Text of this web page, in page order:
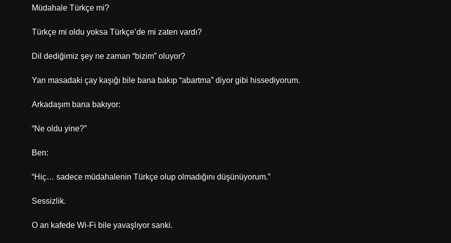
Müdahale Türkçe mi?
Türkçe mi oldu yoksa Türkçe’de mi zaten vardı?
Dil dediğimiz şey ne zaman “bizim” oluyor?
Yan masadaki çay kaşığı bile bana bakıp “abartma” diyor gibi hissediyorum.
Arkadaşım bana bakıyor:
“Ne oldu yine?”
Ben:
“Hiç… sadece müdahalenin Türkçe olup olmadığını düşünüyorum.”
Sessizlik.
O an kafede Wi-Fi bile yavaşlıyor sanki.